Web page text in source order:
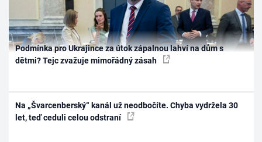
Podmínka pro Ukrajince za útok zápalnou lahví na dům s
dětmi? Tejc zvažuje mimořádný zásah
Na „Švarcenberský“ kanál už neodbočíte. Chyba vydržela 30
let, teď ceduli celou odstraní